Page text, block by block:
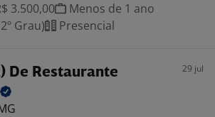
3.500,00
Menos de 1 ano
Grau)
Presencial
De Restaurante 29 jul